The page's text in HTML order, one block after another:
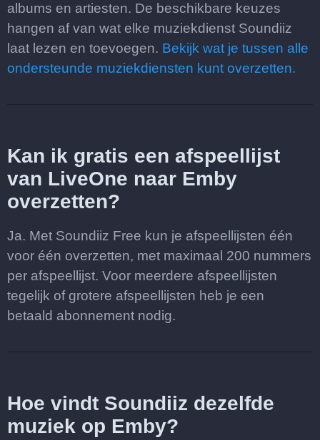
albums en artiesten. De beschikbare keuzes
hangen af van wat elke muziekdienst Soundiiz
laat lezen en toevoegen. Bekijk wat je tussen alle
ondersteunde muziekdiensten kunt overzetten.
Kan ik gratis een afspeellijst
van LiveOne naar Emby
overzetten?
Ja. Met Soundiiz Free kun je afspeellijsten één
voor één overzetten, met maximaal 200 nummers
per afspeellijst. Voor meerdere afspeellijsten
tegelijk of grotere afspeellijsten heb je een
betaald abonnement nodig.
Hoe vindt Soundiiz dezelfde
muziek op Emby?